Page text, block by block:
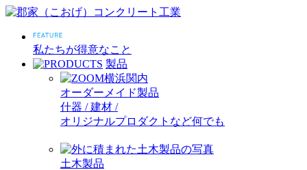
私たちが得意なこと
製品
オーダーメイド製品
什器 / 建材 /
オリジナルプロダクトなど何でも
土木製品